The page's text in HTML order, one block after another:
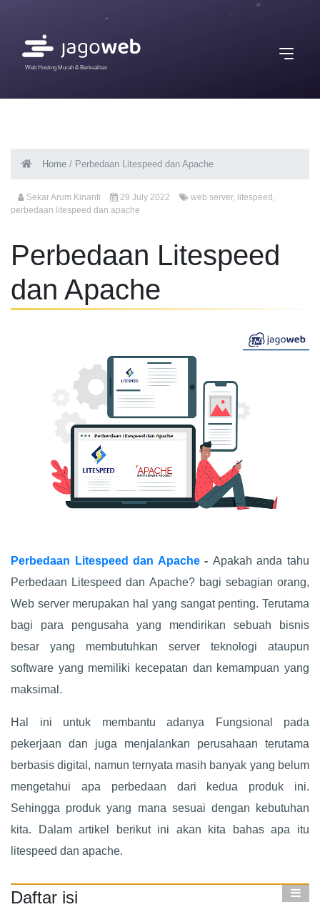
Web Hosting Murah & Berkualitas
Home / Perbedaan Litespeed dan Apache
Sekar Arum Kinanti 29 July 2022 web server, litespeed ,
perbedaan litespeed dan apache
Perbedaan Litespeed
dan Apache
Perbedaan Litespeed dan Apache- Apakah anda tahu
Perbedaan Litespeed dan Apache? bagi sebagian orang,
Web server merupakan hal yang sangat penting. Terutama
bagi para pengusaha yang mendirikan sebuah bisnis
besar yang membutuhkan server teknologi ataupun
software yang memiliki kecepatan dan kemampuan yang
maksimal.
Hal ini untuk membantu adanya Fungsional pada
pekerjaan dan juga menjalankan perusahaan terutama
berbasis digital, namun ternyata masih banyak yang belum
mengetahui apa perbedaan dari kedua produk ini.
Sehingga produk yang mana sesuai dengan kebutuhan
kita. Dalam artikel berikut ini akan kita bahas apa itu
litespeed dan apache.
Daftar isi